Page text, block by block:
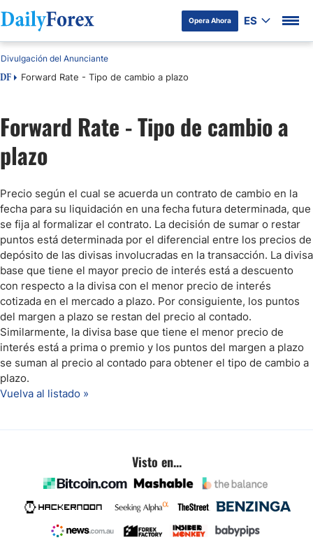
Opera Ahora ES
DF Forward Rate - Tipo de cambio a plazo
Divulgación del Anunciante
Forward Rate - Tipo de cambio a
plazo
Precio según el cual se acuerda un contrato de cambio en la
fecha para su liquidación en una fecha futura determinada, que
se fija al formalizar el contrato. La decisión de sumar o restar
puntos está determinada por el diferencial entre los precios de
depósito de las divisas involucradas en la transacción. La divisa
base que tiene el mayor precio de interés está a descuento
con respecto a la divisa con el menor precio de interés
cotizada en el mercado a plazo. Por consiguiente, los puntos
del margen a plazo se restan del precio al contado.
Similarmente, la divisa base que tiene el menor precio de
interés está a prima o premio y los puntos del margen a plazo
se suman al precio al contado para obtener el tipo de cambio a
plazo.
Vuelva al listado »
Visto en...